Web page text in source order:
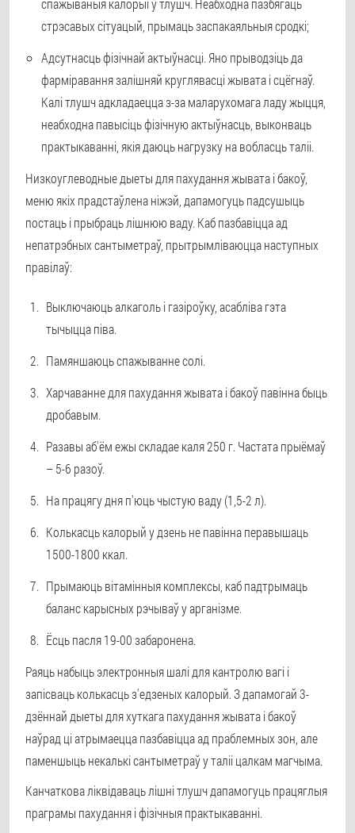
спажываныя калорыі ў тлушч. Неабходна пазбягаць
стрэсавых сітуацый, прымаць заспакаяльныя сродкі;
Адсутнасць фізічнай актыўнасці. Яно прыводзіць да
фарміравання залішняй круглявасці жывата і сцёгнаў.
Калі тлушч адкладаецца з-за маларухомага ладу жыцця,
неабходна павысіць фізічную актыўнасць, выконваць
практыкаванні, якія даюць нагрузку на вобласць таліі.
Низкоуглеводные дыеты для пахудання жывата і бакоў,
меню якіх прадстаўлена ніжэй, дапамогуць падсушыць
постаць і прыбраць лішнюю ваду. Каб пазбавіцца ад
непатрэбных сантыметраў, прытрымліваюцца наступных
правілаў:
Выключаюць алкаголь і газіроўку, асабліва гэта
тычыцца піва.
Памяншаюць спажыванне солі.
Харчаванне для пахудання жывата і бакоў павінна быць
дробавым.
Разавы аб'ём ежы складае каля 250 г. Частата прыёмаў
– 5-6 разоў.
На працягу дня п'юць чыстую ваду (1,5-2 л).
Колькасць калорый у дзень не павінна перавышаць
1500-1800 ккал.
Прымаюць вітамінныя комплексы, каб падтрымаць
баланс карысных рэчываў у арганізме.
Ёсць пасля 19-00 забаронена.
Раяць набыць электронныя шалі для кантролю вагі і
запісваць колькасць з'едзеных калорый. З дапамогай 3-
дзённай дыеты для хуткага пахудання жывата і бакоў
наўрад ці атрымаецца пазбавіцца ад праблемных зон, але
паменшыць некалькі сантыметраў у таліі цалкам магчыма.
Канчаткова ліквідаваць лішні тлушч дапамогуць працяглыя
праграмы пахудання і фізічныя практыкаванні.